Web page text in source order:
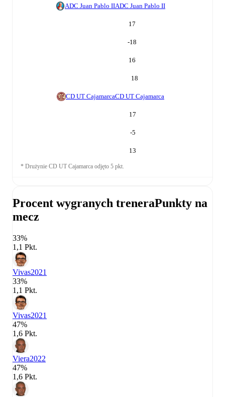
ADC Juan Pablo IIADC Juan Pablo II
17
-18
16
18
CD UT CajamarcaCD UT Cajamarca
17
-5
13
* Drużynie CD UT Cajamarca odjęto 5 pkt.
Procent wygranych treneraPunkty na
mecz
33%
1,1 Pkt.
Vivas2021
33%
1,1 Pkt.
Vivas2021
47%
1,6 Pkt.
Viera2022
47%
1,6 Pkt.